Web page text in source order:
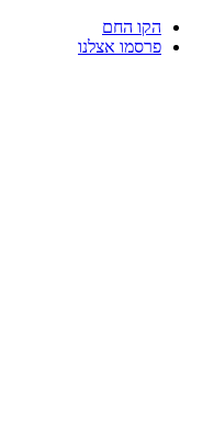
לתוכן
הקו החם
פרסמו אצלנו